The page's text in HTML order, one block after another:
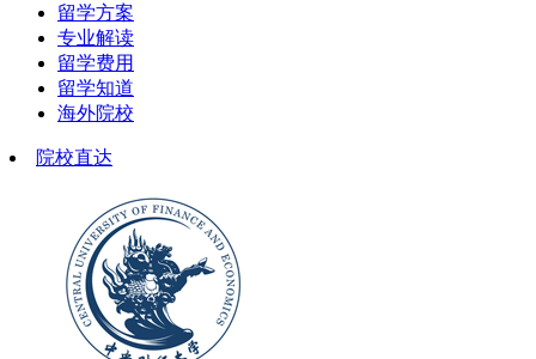
留学方案
专业解读
留学费用
留学知道
海外院校
院校直达